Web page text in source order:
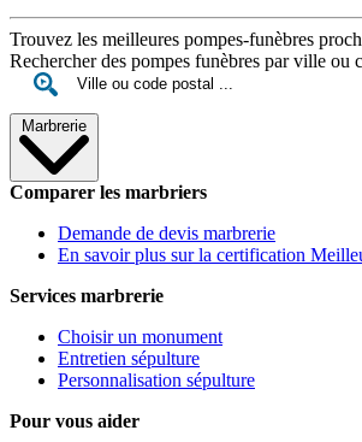
Trouvez les meilleures pompes-funèbres
Rechercher des pompes funèbres par ville ou
Marbrerie
Comparer les marbriers
Demande de devis marbrerie
En savoir plus sur la certification
Services marbrerie
Choisir un monument
Entretien sépulture
Personnalisation sépulture
Pour vous aider